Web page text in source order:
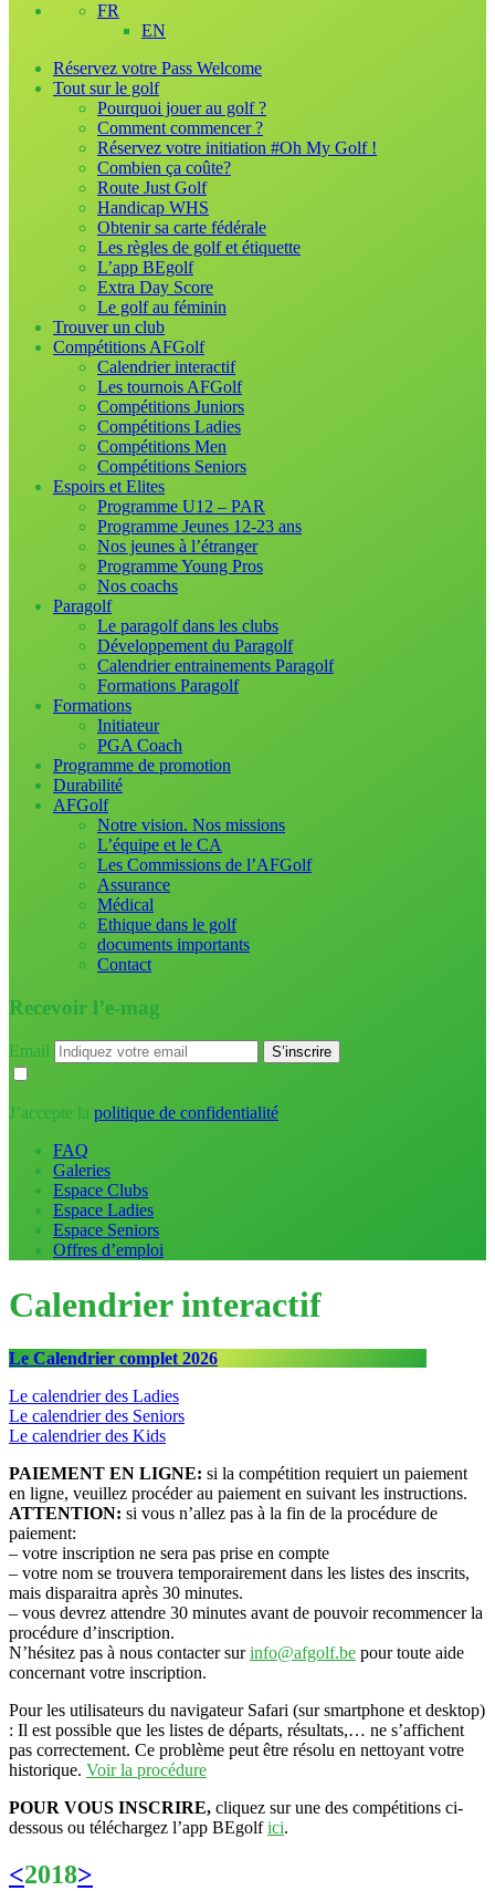
FR
EN
Réservez votre Pass Welcome
Tout sur le golf
Pourquoi jouer au golf ?
Comment commencer ?
Réservez votre initiation #Oh My Golf !
Combien ça coûte?
Route Just Golf
Handicap WHS
Obtenir sa carte fédérale
Les règles de golf et étiquette
L’app BEgolf
Extra Day Score
Le golf au féminin
Trouver un club
Compétitions AFGolf
Calendrier interactif
Les tournois AFGolf
Compétitions Juniors
Compétitions Ladies
Compétitions Men
Compétitions Seniors
Espoirs et Elites
Programme U12 – PAR
Programme Jeunes 12-23 ans
Nos jeunes à l’étranger
Programme Young Pros
Nos coachs
Paragolf
Le paragolf dans les clubs
Développement du Paragolf
Calendrier entrainements Paragolf
Formations Paragolf
Formations
Initiateur
PGA Coach
Programme de promotion
Durabilité
AFGolf
Notre vision. Nos missions
L’équipe et le CA
Les Commissions de l’AFGolf
Assurance
Médical
Ethique dans le golf
documents importants
Contact
Recevoir l’e-mag
Email
J’accepte la politique de confidentialité
FAQ
Galeries
Espace Clubs
Espace Ladies
Espace Seniors
Offres d’emploi
Calendrier interactif
Le Calendrier complet 2026
Le calendrier des Ladies
Le calendrier des Seniors
Le calendrier des Kids
PAIEMENT EN LIGNE: si la compétition requiert un paiement
en ligne, veuillez procéder au paiement en suivant les instructions.
ATTENTION: si vous n’allez pas à la fin de la procédure de
paiement:
– votre inscription ne sera pas prise en compte
– votre nom se trouvera temporairement dans les listes des inscrits,
mais disparaitra après 30 minutes.
– vous devrez attendre 30 minutes avant de pouvoir recommencer la
procédure d’inscription.
N’hésitez pas à nous contacter surinfo@afgolf.be pour toute aide
concernant votre inscription.
Pour les utilisateurs du navigateur Safari (sur smartphone et desktop)
: Il est possible que les listes de départs, résultats,… ne s’affichent
pas correctement. Ce problème peut être résolu en nettoyant votre
historique. Voir la procédure
POUR VOUS INSCRIRE, cliquez sur une des compétitions ci-
dessous ou téléchargez l’app BEgolfici.
<2018>